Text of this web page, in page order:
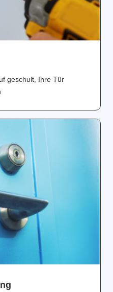
geschult, Ihre Tür